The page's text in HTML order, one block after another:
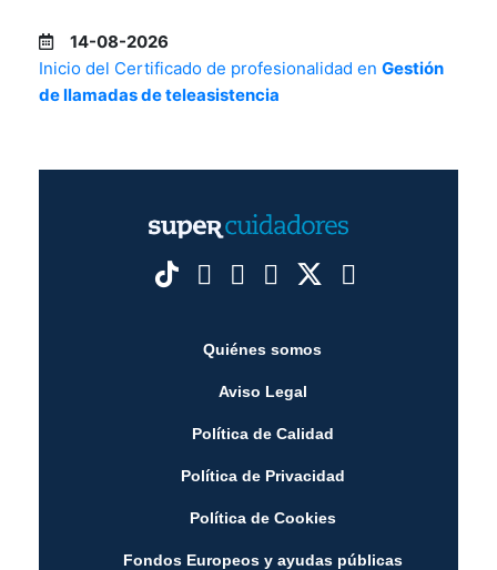
14-08-2026
Inicio del Certificado de profesionalidad en Gestión
de llamadas de teleasistencia
Quiénes somos
Aviso Legal
Política de Calidad
Política de Privacidad
Política de Cookies
Fondos Europeos y ayudas públicas